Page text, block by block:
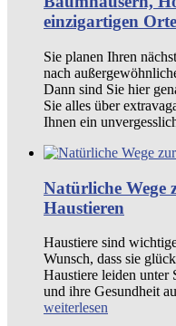
einzigartigen
Sie planen Ihren
nach
Dann sind Sie hier
Sie alles über
Ihnen ein
Natürliche Wege
Haustieren
Haustiere sind
Wunsch, dass sie
Haustiere leiden unter
und ihre Gesundheit
weiterlesen